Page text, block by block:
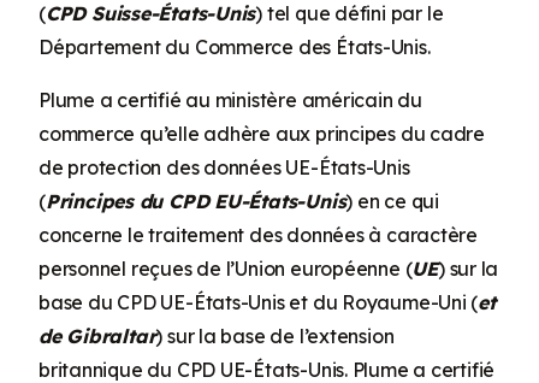
(CPD Suisse-États-Unis) tel que défini par le
Département du Commerce des États-Unis.
Plume a certifié au ministère américain du
commerce qu’elle adhère aux principes du cadre
de protection des données UE-États-Unis
(Principes du CPD EU-États-Unis) en ce qui
concerne le traitement des données à caractère
personnel reçues de l’Union européenne (UE) sur la
base du CPD UE-États-Unis et du Royaume-Uni (et
de Gibraltar) sur la base de l’extension
britannique du CPD UE-États-Unis. Plume a certifié